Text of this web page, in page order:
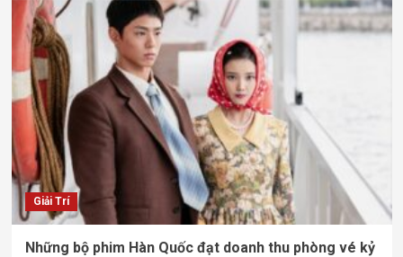
Giải Trí
Những bộ phim Hàn Quốc đạt doanh thu phòng vé kỷ